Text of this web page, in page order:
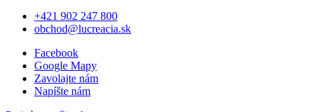
+421 902 247 800
obchod@lucreacia.sk
Facebook
Google Mapy
Zavolajte nám
Napíšte nám